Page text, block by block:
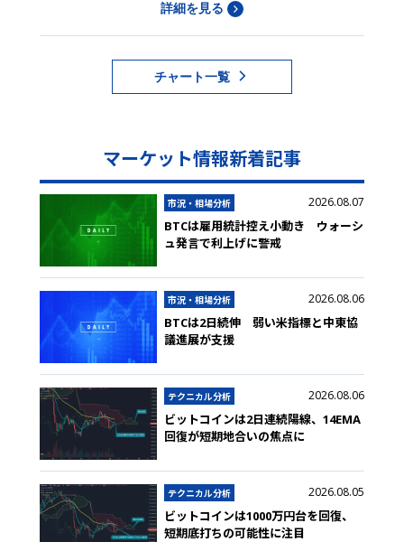
詳細を見る
チャート一覧
マーケット情報新着記事
市況・相場分析 2026.08.07
BTCは雇用統計控え小動き ウォーシ
ュ発言で利上げに警戒
市況・相場分析 2026.08.06
BTCは2日続伸 弱い米指標と中東協
議進展が支援
テクニカル分析 2026.08.06
ビットコインは2日連続陽線、14EMA
回復が短期地合いの焦点に
テクニカル分析 2026.08.05
ビットコインは1000万円台を回復、
短期底打ちの可能性に注目